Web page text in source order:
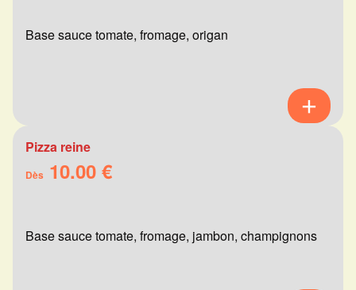
Base sauce tomate, fromage, origan
Pizza reine
Dès 10.00 €
Base sauce tomate, fromage, jambon, champignons